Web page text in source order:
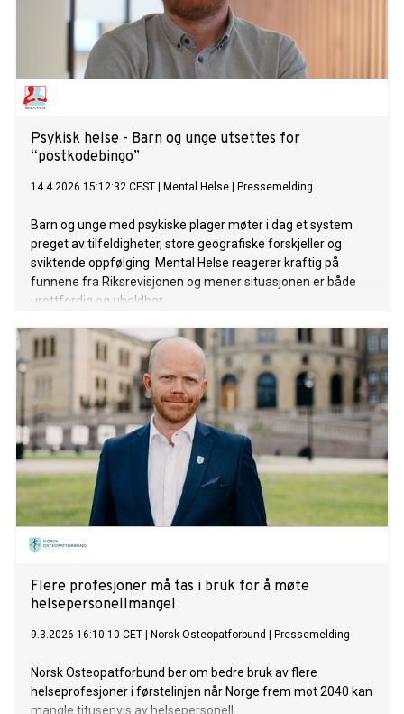
Psykisk helse - Barn og unge utsettes for
“postkodebingo”
14.4.2026 15:12:32 CEST Mental Helse Pressemelding
Barn og unge med psykiske plager møter i dag et system
preget av tilfeldigheter, store geografiske forskjeller og
sviktende oppfølging. Mental Helse reagerer kraftig på
funnene fra Riksrevisjonen og mener situasjonen er både
urettferdig og uholdbar.
Flere profesjoner må tas i bruk for å møte
helsepersonellmangel
9.3.2026 16:10:10 CET Norsk Osteopatforbund Pressemelding
Norsk Osteopatforbund ber om bedre bruk av flere
helseprofesjoner i førstelinjen når Norge frem mot 2040 kan
mangle titusenvis av helsepersonell.